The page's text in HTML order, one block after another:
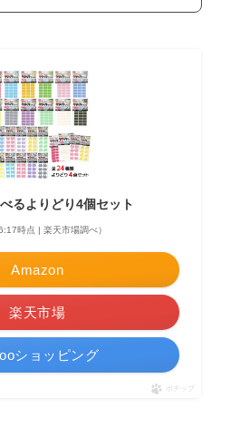
るよりどり4個セット
時点 | 楽天市場調べ）
Amazon
楽天市場
ショッピング
ポチップ